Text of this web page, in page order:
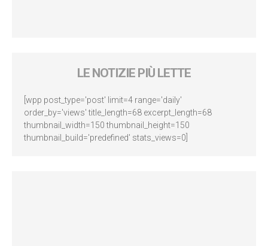
LE NOTIZIE PIÙ LETTE
[wpp post_type='post' limit=4 range='daily'
order_by='views' title_length=68 excerpt_length=68
thumbnail_width=150 thumbnail_height=150
thumbnail_build='predefined' stats_views=0]